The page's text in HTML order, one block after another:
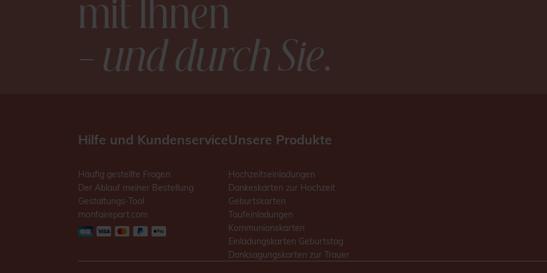
mit Ihnen
– und durch Sie.
Hilfe und Kundenservice
Häufig gestellte Fragen
Der Ablauf meiner Bestellung
Gestaltungs-Tool
monfairepart.com
Unsere Produkte
Hochzeitseinladungen
Dankeskarten zur Hochzeit
Geburtskarten
Taufeinladungen
Kommunionskarten
Einladungskarten Geburtstag
Danksagungskarten zur Trauer